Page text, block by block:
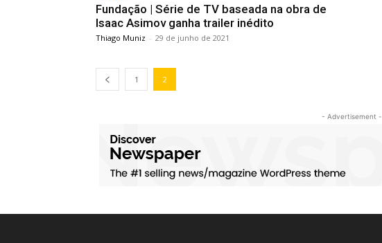
Fundação | Série de TV baseada na obra de
Isaac Asimov ganha trailer inédito
Thiago Muniz - 29 de junho de 2021
1 2
- Advertisement -